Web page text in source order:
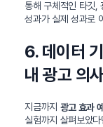
통해 구체적인 타깃,
성과가 실제 성과로
6. 데이터
내 광고 의
지금까지 광고 효과
실험까지 살펴보았